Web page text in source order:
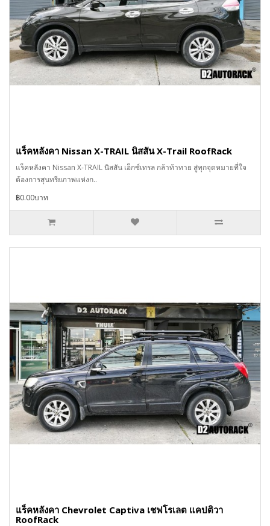
แร็คหลังคา Nissan X-TRAIL นิสสัน X-Trail RoofRack
แร็คหลังคา Nissan X-TRAIL นิสสัน เอ็กซ์เทรล กล้าท้าทาย สู่ทุกจุดหมายที่ใจ
ต้องการสุนทรียภาพแห่งก..
฿0.00บาท
แร็คหลังคา Chevrolet Captiva เชฟโรเลต แคปติวา
RoofRack